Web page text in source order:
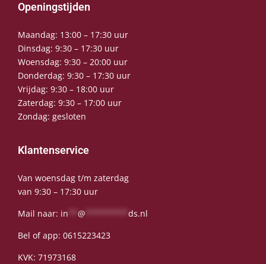
Openingstijden
Maandag: 13:00 – 17:30 uur
Dinsdag: 9:30 – 17:30 uur
Woensdag: 9:30 – 20:00 uur
Donderdag: 9:30 – 17:30 uur
Vrijdag: 9:30 – 18:00 uur
Zaterdag: 9:30 – 17:00 uur
Zondag: gesloten
Klantenservice
Van woensdag t/m zaterdag
van 9:30 – 17:30 uur
Mail naar: in @
ds.nl
Bel of app: 0615223423
KVK: 71973168